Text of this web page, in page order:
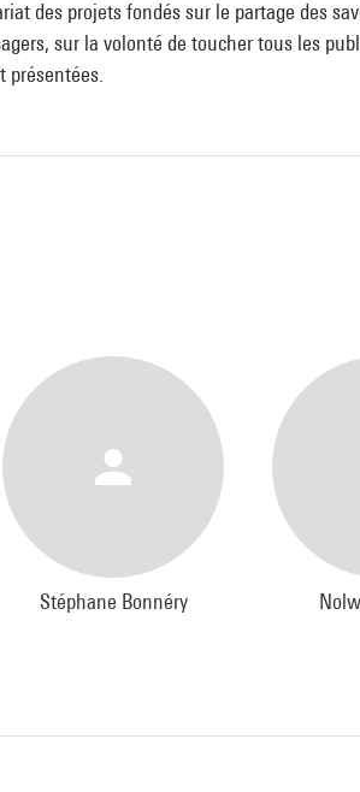
des projets fondés sur le partage des
sur la volonté de toucher tous les
Stéphane Bonnéry